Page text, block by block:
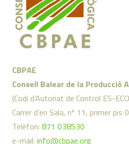
CBPAE
Consell Balear de la Producció
(Codi d’Autoriat de Control ES-
Carrer d’en Sala, nº 11, primer
Telèfon: 871 038530
e-mail: info@cbpae.org